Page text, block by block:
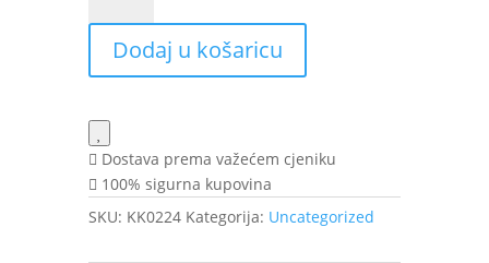
ACTIVE
40ml
Dodaj u košaricu
Dostava prema važećem cjeniku
100% sigurna kupovina
SKU: KK0224 Kategorija: Uncategorized